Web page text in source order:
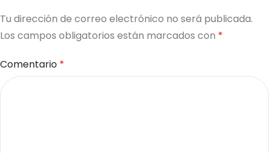
Tu dirección de correo electrónico no será publicada.
Los campos obligatorios están marcados con *
Comentario *